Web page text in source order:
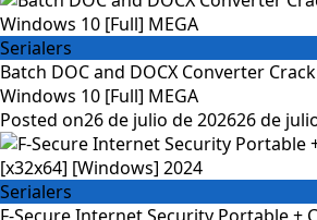
Serialers
Batch DOC and DOCX Converter
Windows 10 [Full] MEGA
Posted on26 de julio de 202626 de
Serialers